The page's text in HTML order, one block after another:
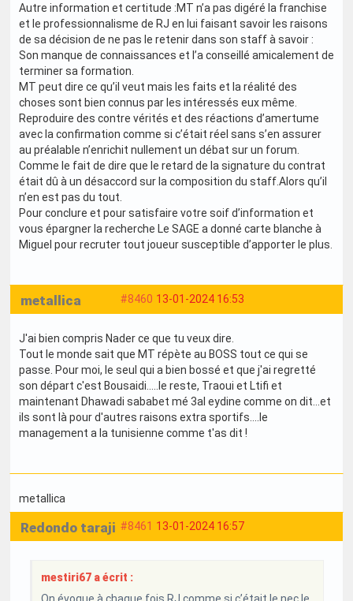
Autre information et certitude :MT n’a pas digéré la franchise
et le professionnalisme de RJ en lui faisant savoir les raisons
de sa décision de ne pas le retenir dans son staff à savoir :
Son manque de connaissances et l’a conseillé amicalement de
terminer sa formation.
MT peut dire ce qu’il veut mais les faits et la réalité des
choses sont bien connus par les intéressés eux même.
Reproduire des contre vérités et des réactions d’amertume
avec la confirmation comme si c’était réel sans s’en assurer
au préalable n’enrichit nullement un débat sur un forum.
Comme le fait de dire que le retard de la signature du contrat
était dû à un désaccord sur la composition du staff.Alors qu’il
n’en est pas du tout.
Pour conclure et pour satisfaire votre soif d’information et
vous épargner la recherche Le SAGE a donné carte blanche à
Miguel pour recruter tout joueur susceptible d’apporter le plus.
#8460 13-01-2024 16:53
metallica
J'ai bien compris Nader ce que tu veux dire.
Tout le monde sait que MT répète au BOSS tout ce qui se
passe. Pour moi, le seul qui a bien bossé et que j'ai regretté
son départ c'est Bousaidi.....le reste, Traoui et Ltifi et
maintenant Dhawadi sababet mé 3al eydine comme on dit...et
ils sont là pour d'autres raisons extra sportifs....le
management a la tunisienne comme t'as dit !
metallica
#8461 13-01-2024 16:57
Redondo taraji
mestiri67 a écrit :